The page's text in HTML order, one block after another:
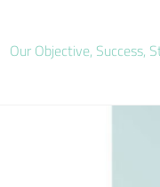
Our Objective, Success,